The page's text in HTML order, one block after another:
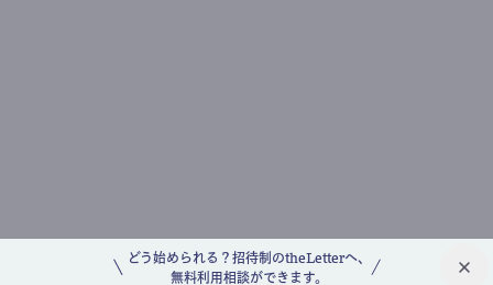
どう始められる？招待制のtheLetterへ、
無料利用相談ができます。